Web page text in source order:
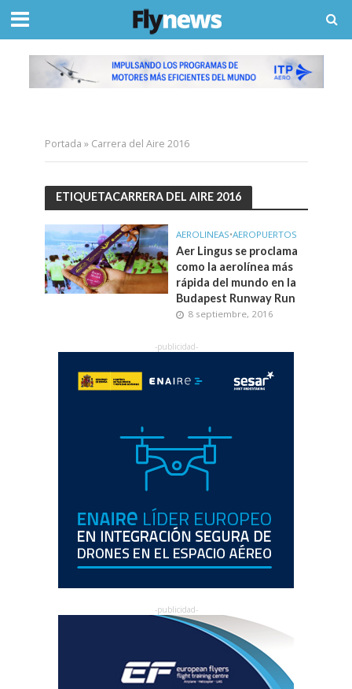
Portada » Carrera del Aire 2016
ETIQUETACARRERA DEL AIRE 2016
AEROLINEAS•AEROPUERTOS
Aer Lingus se proclama
como la aerolínea más
rápida del mundo en la
Budapest Runway Run
8 septiembre, 2016